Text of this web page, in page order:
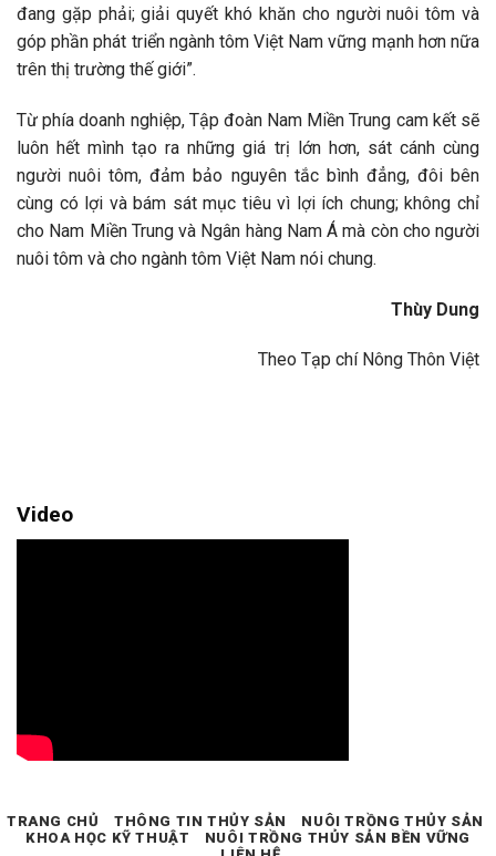
đang gặp phải; giải quyết khó khăn cho người nuôi tôm và
góp phần phát triển ngành tôm Việt Nam vững mạnh hơn nữa
trên thị trường thế giới”.
Từ phía doanh nghiệp, Tập đoàn Nam Miền Trung cam kết sẽ
luôn hết mình tạo ra những giá trị lớn hơn, sát cánh cùng
người nuôi tôm, đảm bảo nguyên tắc bình đẳng, đôi bên
cùng có lợi và bám sát mục tiêu vì lợi ích chung; không chỉ
cho Nam Miền Trung và Ngân hàng Nam Á mà còn cho người
nuôi tôm và cho ngành tôm Việt Nam nói chung.
Thùy Dung
Theo Tạp chí Nông Thôn Việt
Video
TRANG CHỦ THÔNG TIN THỦY SẢN
NUÔI TRỒNG THỦY SẢN
KHOA HỌC KỸ THUẬT
NUÔI TRỒNG THỦY SẢN BỀN VỮNG